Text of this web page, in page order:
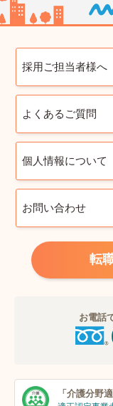
採用ご担当者様へ
よくあるご質問
個人情報について
お問い合わせ
転
お電話
「介護分野適